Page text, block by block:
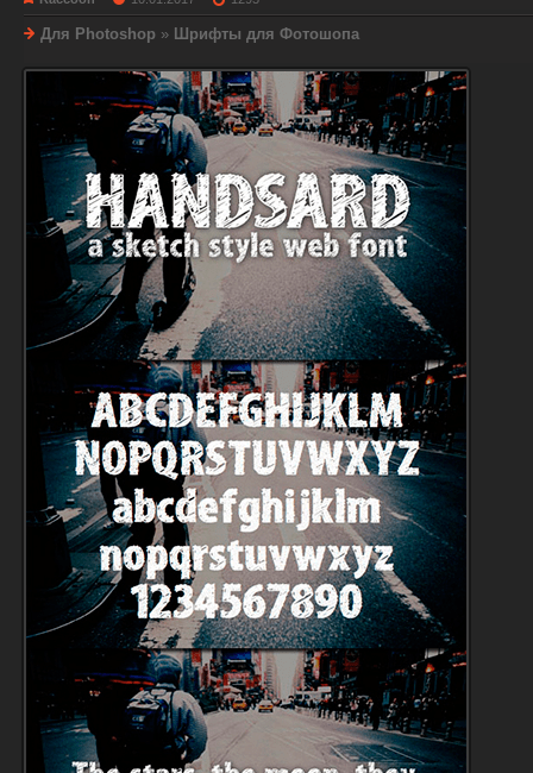
Для Photoshop » Шрифты для Фотошопа